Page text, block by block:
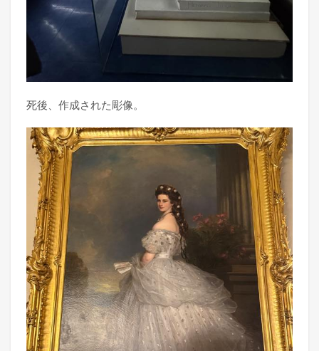
死後、作成された彫像。